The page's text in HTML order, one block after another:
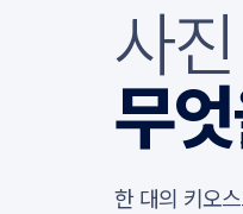
사
무
한 대의 키오